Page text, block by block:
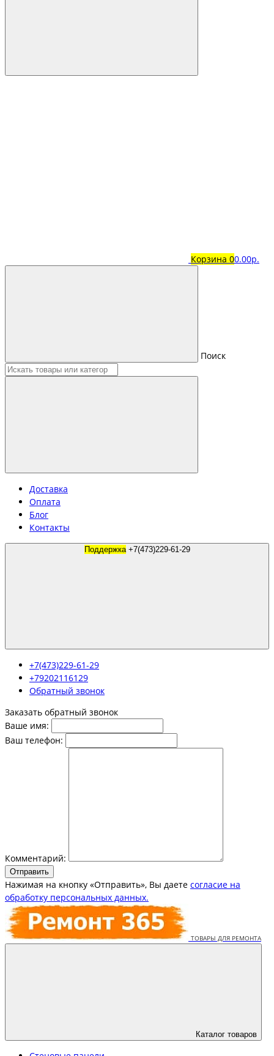
Корзина 00.00р.
Поиск
Доставка
Оплата
Блог
Контакты
Поддержка +7(473)229-61-29
+7(473)229-61-29
+79202116129
Обратный звонок
Заказать обратный звонок
Ваше имя:
Ваш телефон:
Комментарий:
Отправить
Нажимая на кнопку «Отправить», Вы даете согласие на
обработку персональных данных.
Каталог товаров